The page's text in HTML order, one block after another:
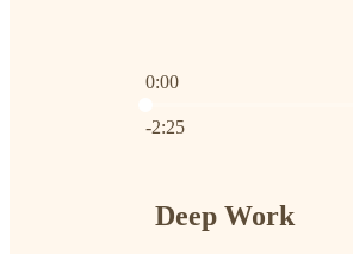
0:00
-2:25
Deep Work